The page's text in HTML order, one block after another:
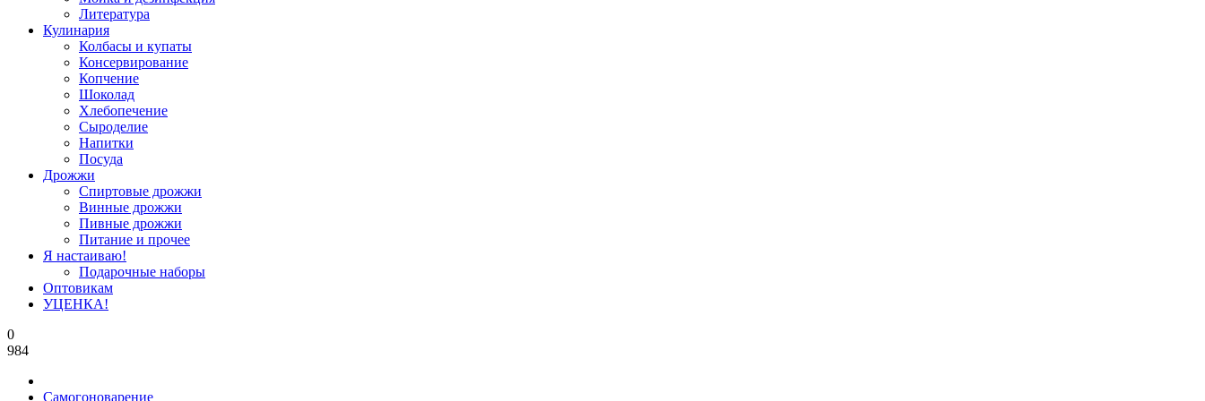
Литература
Кулинария
Колбасы и купаты
Консервирование
Копчение
Шоколад
Хлебопечение
Сыроделие
Напитки
Посуда
Дрожжи
Спиртовые дрожжи
Винные дрожжи
Пивные дрожжи
Питание и прочее
Я настаиваю!
Подарочные наборы
Оптовикам
УЦЕНКА!
0
984
Самогоноварение